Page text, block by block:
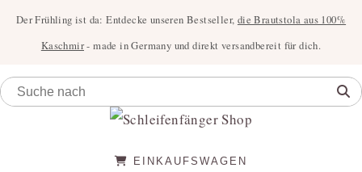
Der Frühling ist da: Entdecke unseren Bestseller, die Brautstola aus 100%
Kaschmir- made in Germany und direkt versandbereit für dich.
EINKAUFSWAGEN